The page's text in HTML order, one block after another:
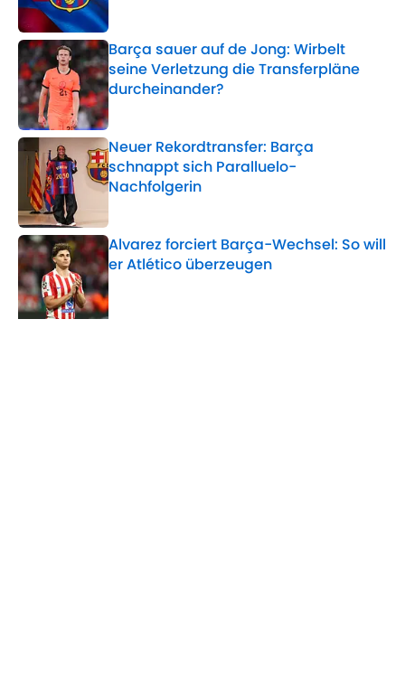
Barça sauer auf de Jong: Wirbelt
seine Verletzung die Transferpläne
durcheinander?
Published by on Invalid Date
Neuer Rekordtransfer: Barça
schnappt sich Paralluelo-
Nachfolgerin
Alvarez forciert Barça-Wechsel: So will
er Atlético überzeugen
Published by on Invalid Date